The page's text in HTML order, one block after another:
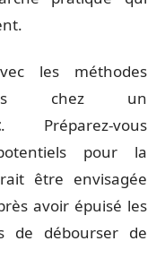
les méthodes
chez un
. Préparez-vous
pour la
être envisagée
avoir épuisé les
de débourser de